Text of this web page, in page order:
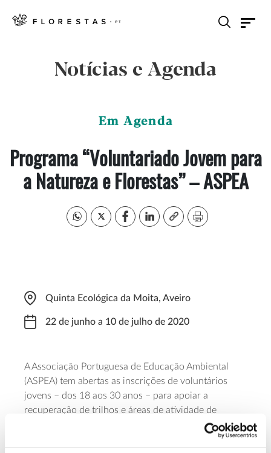
Notícias e Agenda
Em Agenda
Programa “Voluntariado Jovem para
a Natureza e Florestas” – ASPEA
Quinta Ecológica da Moita, Aveiro
22 de junho a 10 de julho de 2020
A Associação Portuguesa de Educação Ambiental
(ASPEA) tem abertas as inscrições de voluntários
jovens – dos 18 aos 30 anos – para apoiar a
recuperação de trilhos e áreas de atividade de
natureza na Quinta Ecológica da Moita. Cada
voluntário receberá formação própria e ajudas de